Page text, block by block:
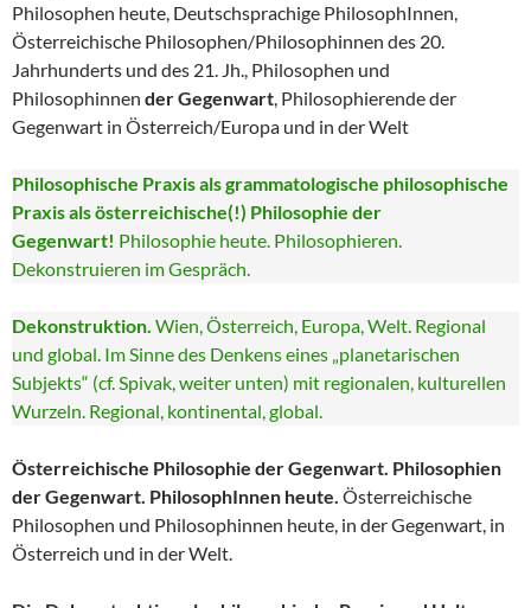
Philosophen heute, Deutschsprachige PhilosophInnen,
Österreichische Philosophen/Philosophinnen des 20.
Jahrhunderts und des 21. Jh., Philosophen und
Philosophinnen der Gegenwart, Philosophierende der
Gegenwart in Österreich/Europa und in der Welt
Philosophische Praxis als grammatologische philosophische
Praxis als österreichische(!) Philosophie der
Gegenwart! Philosophie heute. Philosophieren.
Dekonstruieren im Gespräch.
Dekonstruktion. Wien, Österreich, Europa, Welt. Regional
und global. Im Sinne des Denkens eines „planetarischen
Subjekts“ (cf. Spivak, weiter unten) mit regionalen, kulturellen
Wurzeln. Regional, kontinental, global.
Österreichische Philosophie der Gegenwart. Philosophien
der Gegenwart. PhilosophInnen heute. Österreichische
Philosophen und Philosophinnen heute, in der Gegenwart, in
Österreich und in der Welt.